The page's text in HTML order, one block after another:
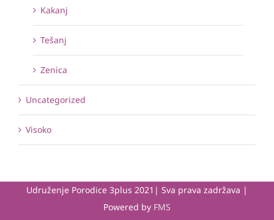
Kakanj
Tešanj
Zenica
Uncategorized
Visoko
Udruženje Porodice 3plus 2021| Sva prava zadržava |
Powered by FMS